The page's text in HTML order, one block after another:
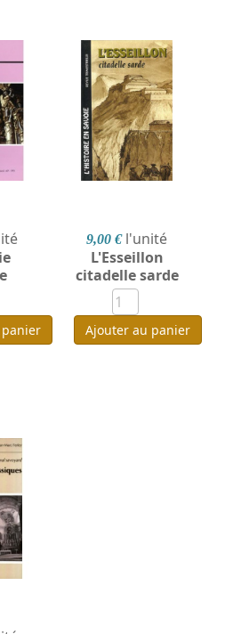
9,00 € l'unité
L'Esseillon
citadelle sarde
Ajouter au panier